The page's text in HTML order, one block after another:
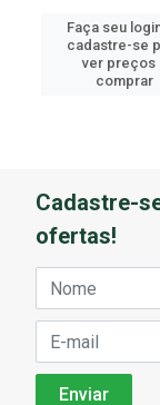
Faça seu
cadastre-se
ver preços
comprar
Cadastre-
ofertas!